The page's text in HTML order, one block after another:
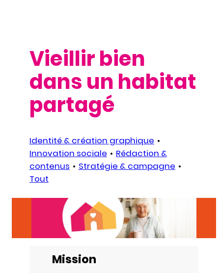
Vieillir bien
dans un habitat
partagé
Identité & création graphique
Innovation sociale
Rédaction &
contenus
Stratégie & campagne
Tout
Mission